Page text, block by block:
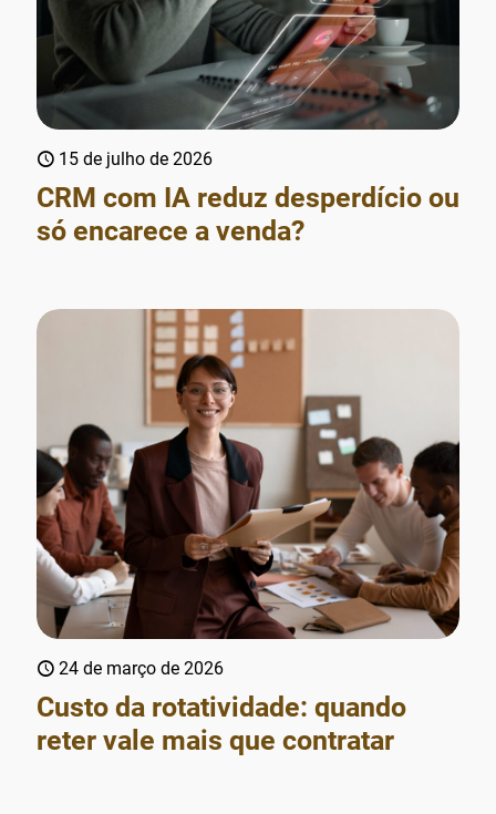
15 de julho de 2026
CRM com IA reduz desperdício ou
só encarece a venda?
24 de março de 2026
Custo da rotatividade: quando
reter vale mais que contratar